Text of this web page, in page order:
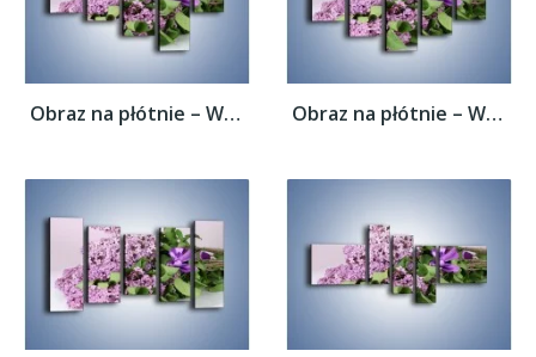
Obraz na płótnie – Wiązanka z bzem –... Obraz na płótnie – Wiązanka z bzem –...